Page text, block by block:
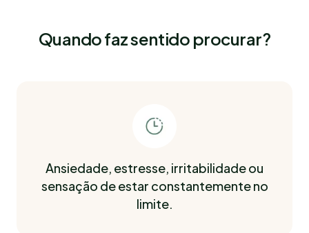
Quando faz sentido procurar?
Ansiedade, estresse, irritabilidade ou
sensação de estar constantemente no
limite.